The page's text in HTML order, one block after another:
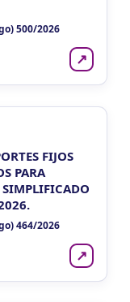
500/2026
↗
FIJOS
PARA
SIMPLIFICADO
464/2026
↗